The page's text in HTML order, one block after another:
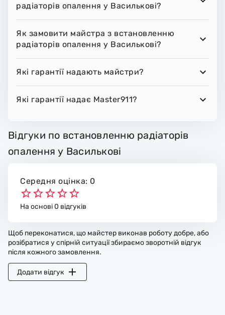
радіаторів опалення у Василькові?
Як замовити майстра з встановленню
радіаторів опалення у Василькові?
Які гарантії надають майстри?
Які гарантії надає Master911?
Відгуки по встановленню радіаторів
опалення у Василькові
Середня оцінка: 0
На основі 0 відгуків
Щоб переконатися, що майстер виконав роботу добре, або
розібратися у спірній ситуації збираємо зворотній відгук
після кожного замовлення.
Додати відгук